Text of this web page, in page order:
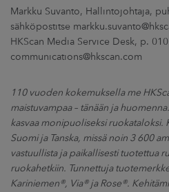
Markku Suvanto, Hallintojohtaja,
sähköpostitse
HKScan Media Service Desk, p.
communications@hkscan.com
110 vuoden kokemuksella me
maistuvampaa – tänään ja
kasvaa monipuoliseksi ruokataloksi.
Suomi ja Tanska, missä noin 3 600
vastuullista ja paikallisesti tuotettua
ruokahetkiin. Tunnettuja
Kariniemen®, Via® ja Rose®.